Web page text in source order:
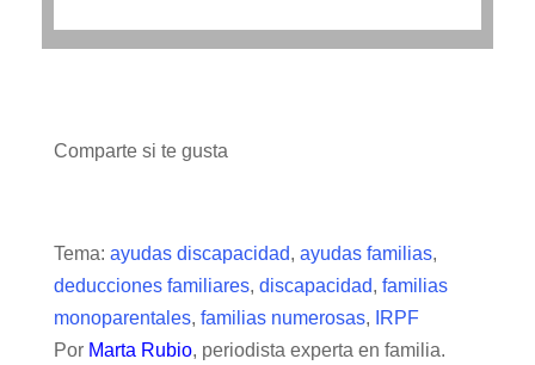
Comparte si te gusta
Tema: ayudas discapacidad, ayudas familias,
deducciones familiares, discapacidad, familias
monoparentales, familias numerosas,
IRPF
Por Marta Rubio, periodista experta en familia.